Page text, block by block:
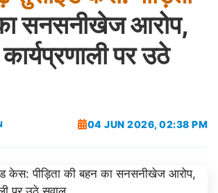
सनसनीखेज आरोप,
पर उठे
04 JUN 2026, 02:38 PM